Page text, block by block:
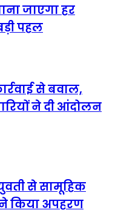
जाएगा हर
पहल
से बवाल,
ने दी आंदोलन
से सामूहिक
किया अपहरण